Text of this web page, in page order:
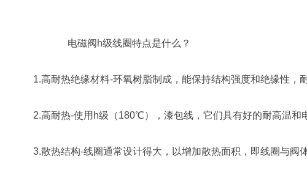
电磁阀h级线圈特点是什么？
1.高耐热绝缘材料-环氧树脂制成，能保持结构强度和绝缘性，
2.高耐热-使用h级（180℃），漆包线，它们具有好的耐高温和
3.散热结构-线圈通常设计得大，以增加散热面积，即线圈与阀